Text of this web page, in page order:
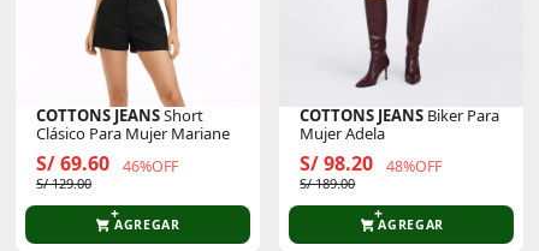
COTTONS JEANSShort
Clásico Para Mujer Mariane
S/ 69.60 46%OFF
S/ 129.00
AGREGAR
COTTONS JEANS Biker Para
Mujer Adela
S/ 98.20 48%OFF
S/ 189.00
AGREGAR